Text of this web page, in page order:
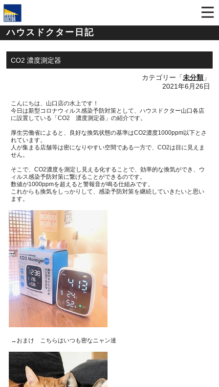
ハウスドクター日記
CO2 濃度測定器
カテゴリー「未分類 」
2021年6月26日
こんにちは、山口店の水上です！
今日は新型コロナウィルス感染予防対策として、ハウスドクター山口各店
に設置している「CO2 濃度測定器」の紹介です。
厚生労働省によると、良好な換気状態の基準はCO2濃度1000ppm以下とさ
れています。
人が集まる店舗等は密になりやすい空間である一方で、 CO2は目に見えま
せん。
そこで、 CO2濃度を測定し見える化することで、効率的な換気ができ、ウ
ィルス感染予防対策に繋げることができるのです。
数値が1000ppmを超えると警報音が鳴る仕組みです。
これからも換気をしっかりして、感染予防対策を継続していきたいと思い
ます。
→おまけ こちらはいつも密なニャン達